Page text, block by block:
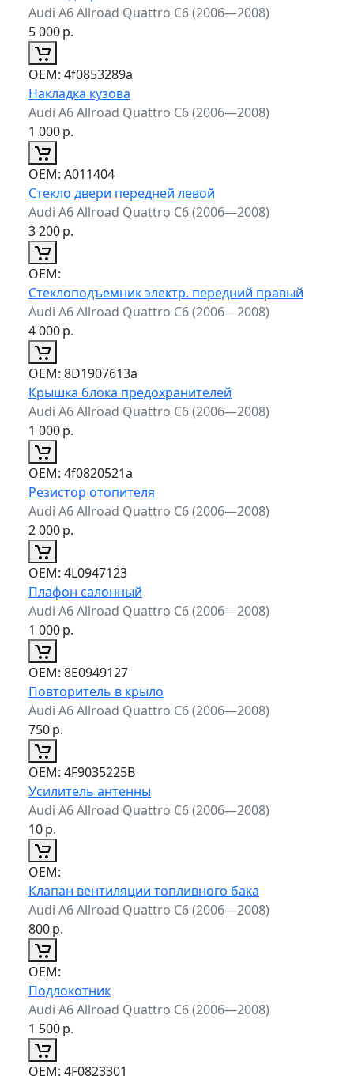
Audi A6 Allroad Quattro C6 (2006—2008)
5 000р.
ОЕМ: 4f0853289a
Накладка кузова
Audi A6 Allroad Quattro C6 (2006—2008)
1 000р.
ОЕМ: А011404
Стекло двери передней левой
Audi A6 Allroad Quattro C6 (2006—2008)
3 200р.
ОЕМ:
Стеклоподъемник электр. передний правый
Audi A6 Allroad Quattro C6 (2006—2008)
4 000р.
ОЕМ: 8D1907613a
Крышка блока предохранителей
Audi A6 Allroad Quattro C6 (2006—2008)
1 000р.
ОЕМ: 4f0820521a
Резистор отопителя
Audi A6 Allroad Quattro C6 (2006—2008)
2 000р.
ОЕМ: 4L0947123
Плафон салонный
Audi A6 Allroad Quattro C6 (2006—2008)
1 000р.
ОЕМ: 8E0949127
Повторитель в крыло
Audi A6 Allroad Quattro C6 (2006—2008)
750р.
ОЕМ: 4F9035225B
Усилитель антенны
Audi A6 Allroad Quattro C6 (2006—2008)
10р.
ОЕМ:
Клапан вентиляции топливного бака
Audi A6 Allroad Quattro C6 (2006—2008)
800р.
ОЕМ:
Подлокотник
Audi A6 Allroad Quattro C6 (2006—2008)
1 500р.
ОЕМ: 4F0823301